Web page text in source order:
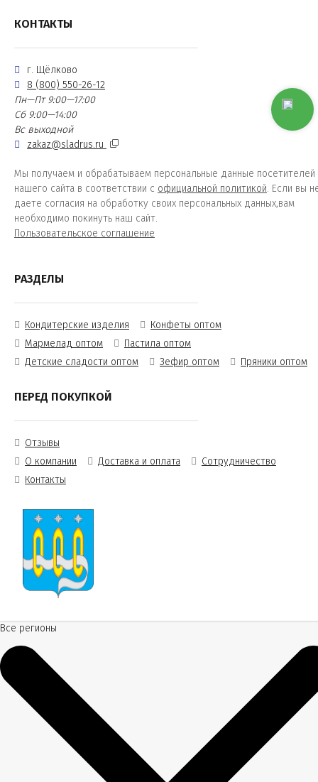
КОНТАКТЫ
г. Щёлково
8 (800) 550-26-12
Пн—Пт 9:00—17:00
Сб 9:00—14:00
Вс выходной
zakaz@sladrus.ru
Мы получаем и обрабатываем персональные данные посетителей
нашего сайта в соответствии с официальной политикой. Если вы
даете согласия на обработку своих персональных данных,вам
необходимо покинуть наш сайт.
Пользовательское соглашение
РАЗДЕЛЫ
Кондитерские изделия
Конфеты оптом
Мармелад оптом
Пастила оптом
Детские сладости оптом
Зефир оптом Пряники оптом
ПЕРЕД ПОКУПКОЙ
Отзывы
О компании
Доставка и оплата
Сотрудничество
Контакты
Все регионы